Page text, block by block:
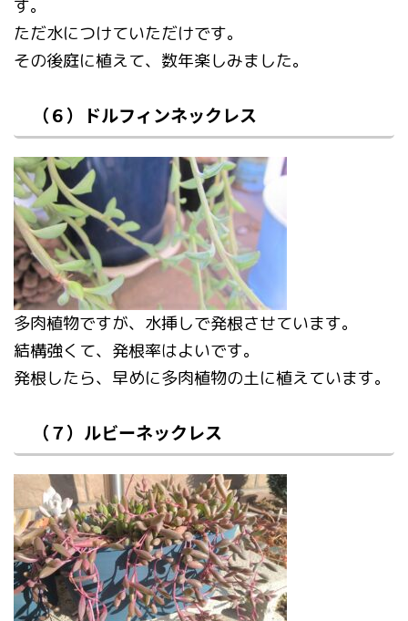
す。
ただ水につけていただけです。
その後庭に植えて、数年楽しみました。
（６）ドルフィンネックレス
多肉植物ですが、水挿しで発根させています。
結構強くて、発根率はよいです。
発根したら、早めに多肉植物の土に植えています。
（７）ルビーネックレス